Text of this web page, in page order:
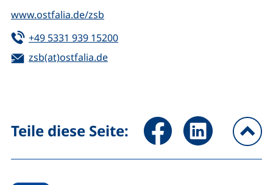
www.ostfalia.de/zsb
Tel:
+49 5331 939 15200(startet einen Telefonanruf,
E-Mail:
zsb(at)ostfalia.de(öffnet Ihr E-Mail-Programm)
Teile diese Seite: Seite über Facebook teilen
Seite über